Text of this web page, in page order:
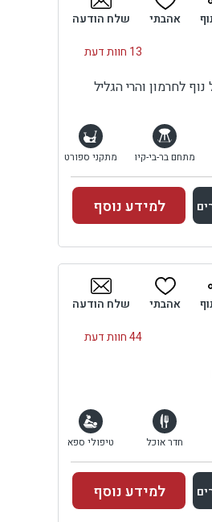
13 חוות דעת
לחרמון והרי הגליל
אהבתי שלח הודעה
מתחם בר-בי-קיו מתקני ספורט
למידע נוסף
44 חוות דעת
אהבתי שלח הודעה
חדר אוכל טיפולי ספא
למידע נוסף